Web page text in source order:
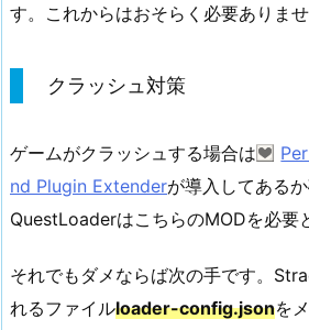
す。これからはおそらく必要ありませ
クラッシュ対策
ゲームがクラッシュする場合は
nd Plugin Extenderが導入してある
QuestLoaderはこちらのMODを必要
それでもダメならば次の手です。
れるファイルloader-config.jsonを